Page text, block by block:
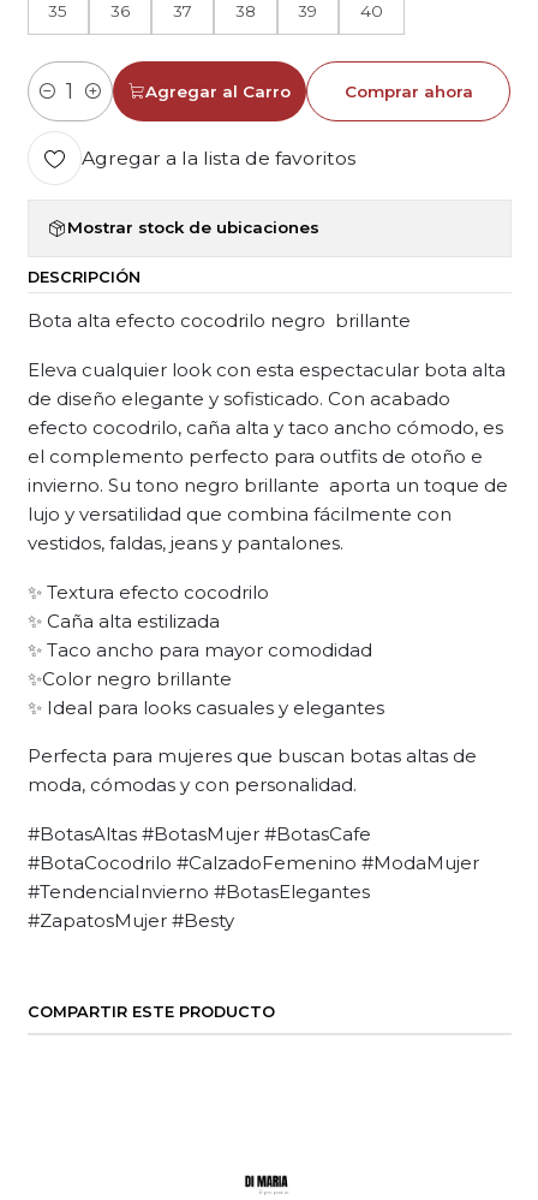
35 36 37 38 39 40
Cantidad
Agregar al Carro Comprar ahora
Agregar a la lista de favoritos
Mostrar stock de ubicaciones
DESCRIPCIÓN
Bota alta efecto cocodrilo negro brillante
Eleva cualquier look con esta espectacular bota alta
de diseño elegante y sofisticado. Con acabado
efecto cocodrilo, caña alta y taco ancho cómodo, es
el complemento perfecto para outfits de otoño e
invierno. Su tono negro brillante aporta un toque de
lujo y versatilidad que combina fácilmente con
vestidos, faldas, jeans y pantalones.
✨ Textura efecto cocodrilo
✨ Caña alta estilizada
✨ Taco ancho para mayor comodidad
✨Color negro brillante
✨ Ideal para looks casuales y elegantes
Perfecta para mujeres que buscan botas altas de
moda, cómodas y con personalidad.
#BotasAltas #BotasMujer #BotasCafe
#BotaCocodrilo #CalzadoFemenino #ModaMujer
#TendenciaInvierno #BotasElegantes
#ZapatosMujer #Besty
COMPARTIR ESTE PRODUCTO